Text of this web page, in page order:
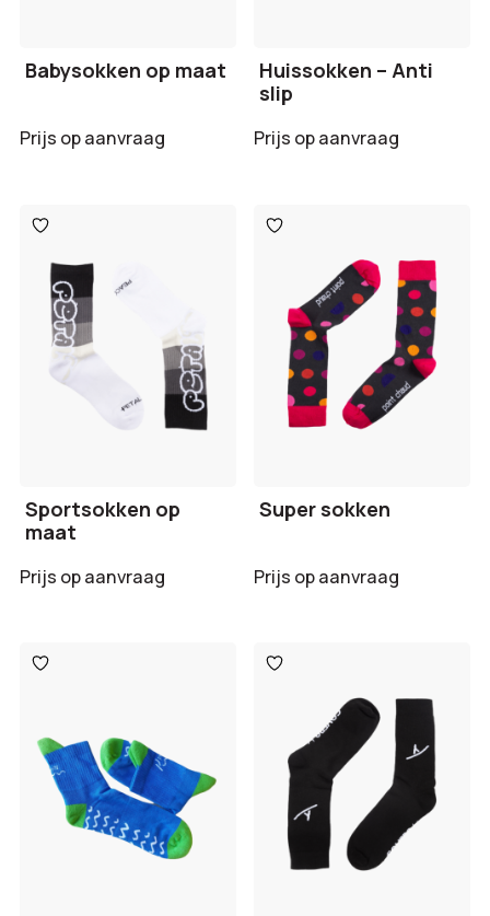
Babysokken op maat
Prijs op aanvraag
Huissokken – Anti
slip
Prijs op aanvraag
Toevoegen
aan
Sportsokken op
maat
Prijs op aanvraag
Toevoegen
aan
Super sokken
Prijs op aanvraag
Toevoegen
aan
Toevoegen
aan